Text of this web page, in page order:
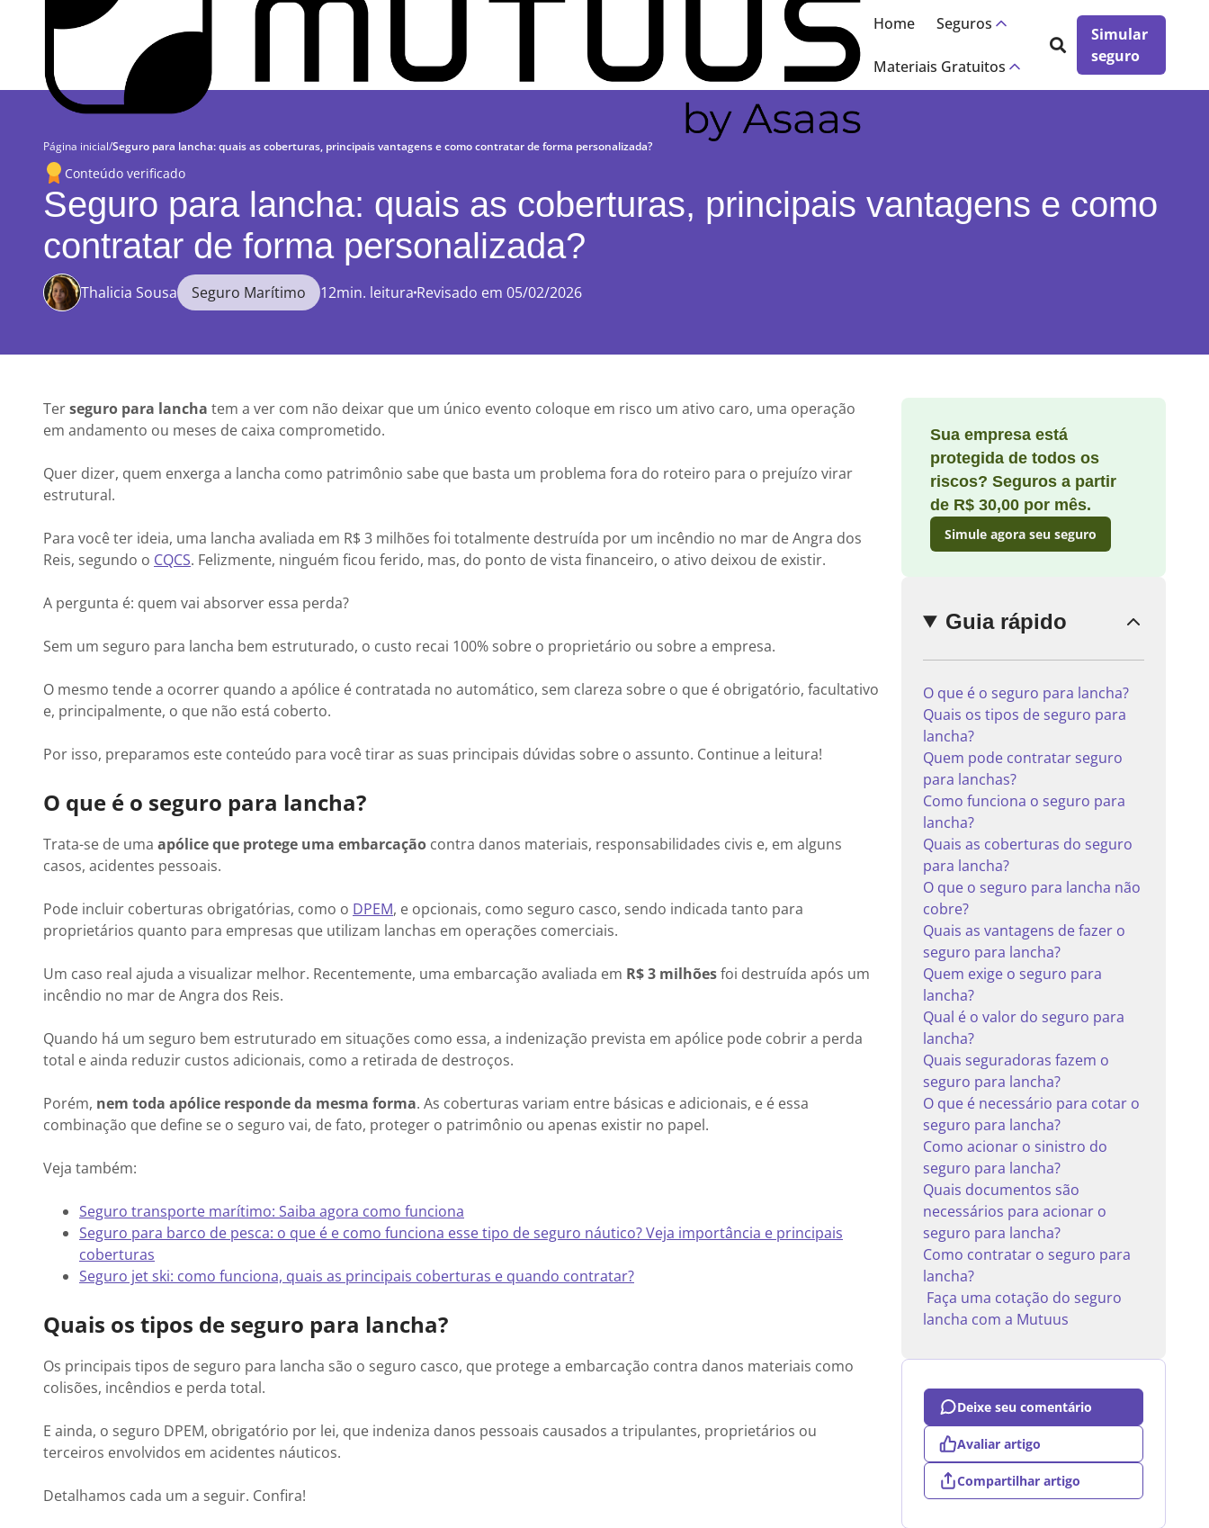
Home Seguros
Materiais Gratuitos
Simular
seguro
Página inicial/Seguro para lancha: quais as coberturas, principais vantagens e como contratar de forma personalizada?
Conteúdo verificado
Seguro para lancha: quais as coberturas, principais vantagens e como
contratar de forma personalizada?
Thalicia Sousa Seguro Marítimo 12min. leitura Revisado em 05/02/2026
Terseguro para lancha tem a ver com não deixar que um único evento coloque em risco um ativo caro, uma operação
em andamento ou meses de caixa comprometido.
Quer dizer, quem enxerga a lancha como patrimônio sabe que basta um problema fora do roteiro para o prejuízo virar
estrutural.
Para você ter ideia, uma lancha avaliada em R$ 3 milhões foi totalmente destruída por um incêndio no mar de Angra dos
Reis, segundo o CQCS. Felizmente, ninguém ficou ferido, mas, do ponto de vista financeiro, o ativo deixou de existir.
A pergunta é: quem vai absorver essa perda?
Sem um seguro para lancha bem estruturado, o custo recai 100% sobre o proprietário ou sobre a empresa.
O mesmo tende a ocorrer quando a apólice é contratada no automático, sem clareza sobre o que é obrigatório, facultativo
e, principalmente, o que não está coberto.
Por isso, preparamos este conteúdo para você tirar as suas principais dúvidas sobre o assunto. Continue a leitura!
O que é o seguro para lancha?
Trata-se de uma apólice que protege uma embarcação contra danos materiais, responsabilidades civis e, em alguns
casos, acidentes pessoais.
Pode incluir coberturas obrigatórias, como o DPEM, e opcionais, como seguro casco, sendo indicada tanto para
proprietários quanto para empresas que utilizam lanchas em operações comerciais.
Um caso real ajuda a visualizar melhor. Recentemente, uma embarcação avaliada em R$ 3 milhõesfoi destruída após um
incêndio no mar de Angra dos Reis.
Quando há um seguro bem estruturado em situações como essa, a indenização prevista em apólice pode cobrir a perda
total e ainda reduzir custos adicionais, como a retirada de destroços.
Porém, nem toda apólice responde da mesma forma. As coberturas variam entre básicas e adicionais, e é essa
combinação que define se o seguro vai, de fato, proteger o patrimônio ou apenas existir no papel.
Veja também:
Seguro transporte marítimo: Saiba agora como funciona
Seguro para barco de pesca: o que é e como funciona esse tipo de seguro náutico? Veja importância e principais
coberturas
Seguro jet ski: como funciona, quais as principais coberturas e quando contratar?
Quais os tipos de seguro para lancha?
Os principais tipos de seguro para lancha são o seguro casco, que protege a embarcação contra danos materiais como
colisões, incêndios e perda total.
E ainda, o seguro DPEM, obrigatório por lei, que indeniza danos pessoais causados a tripulantes, proprietários ou
terceiros envolvidos em acidentes náuticos.
Detalhamos cada um a seguir. Confira!
Sua empresa está
protegida de todos os
riscos? Seguros a partir
de R$ 30,00 por mês.
Simule agora seu seguro
Guia rápido
O que é o seguro para lancha?
Quais os tipos de seguro para
lancha?
Quem pode contratar seguro
para lanchas?
Como funciona o seguro para
lancha?
Quais as coberturas do seguro
para lancha?
O que o seguro para lancha não
cobre?
Quais as vantagens de fazer o
seguro para lancha?
Quem exige o seguro para
lancha?
Qual é o valor do seguro para
lancha?
Quais seguradoras fazem o
seguro para lancha?
O que é necessário para cotar o
seguro para lancha?
Como acionar o sinistro do
seguro para lancha?
Quais documentos são
necessários para acionar o
seguro para lancha?
Como contratar o seguro para
lancha?
Faça uma cotação do seguro
lancha com a Mutuus
Deixe seu comentário
Avaliar artigo
Compartilhar artigo